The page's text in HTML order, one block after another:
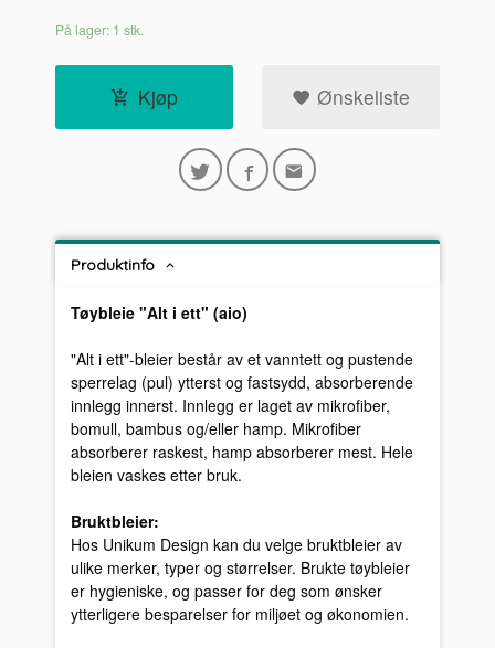
På lager: 1 stk.
Kjøp Ønskeliste
Produktinfo
Tøybleie "Alt i ett" (aio)
"Alt i ett"-bleier består av et vanntett og pustende
sperrelag (pul) ytterst og fastsydd, absorberende
innlegg innerst. Innlegg er laget av mikrofiber,
bomull, bambus og/eller hamp. Mikrofiber
absorberer raskest, hamp absorberer mest. Hele
bleien vaskes etter bruk.
Bruktbleier:
Hos Unikum Design kan du velge bruktbleier av
ulike merker, typer og størrelser. Brukte tøybleier
er hygieniske, og passer for deg som ønsker
ytterligere besparelser for miljøet og økonomien.